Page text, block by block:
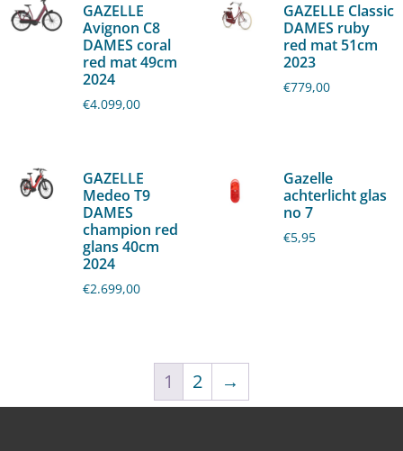
GAZELLE
Avignon C8
DAMES coral
red mat 49cm
2024
€4.099,00
GAZELLE Classic
DAMES ruby
red mat 51cm
2023
€779,00
GAZELLE
Medeo T9
DAMES
champion red
glans 40cm
2024
€2.699,00
Gazelle
achterlicht glas
no 7
€5,95
1 2 →